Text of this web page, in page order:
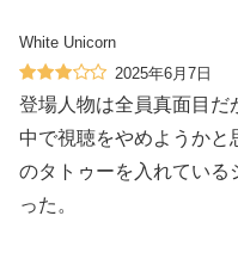
White Unicorn
2025年6月7日
登場人物は全員真面目だ
中で視聴をやめようか
のタトゥーを入れている
った。